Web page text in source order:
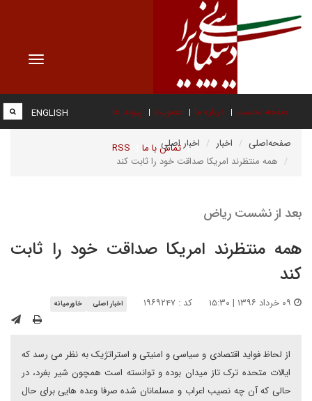
Toggle
صفحه نخست درباره ما عضویت پیوند ها
تماس با ما RSS
ENGLISH
صفحه‌اصلی اخبار
اخبار اصلی
همه منتظرند امریکا صداقت خود را ثابت کند
بعد از نشست ریاض
همه منتظرند امریکا صداقت خود را ثابت
کند
کد : ۱۹۶۹۲۴۷ اخبار اصلی خاورمیانه
از لحاظ فواید اقتصادی و سیاسی و امنیتی و استراتژیک به نظر می رسد که
ایالات متحده ترک تاز میدان بوده و توانسته است همچون شیر بغرد، در
حالی که آن چه نصیب اعراب و مسلمانان شده صرفا وعده هایی برای حال